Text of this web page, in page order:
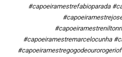
#capoeiramestrefabioparada
#capoeiramestremarcelocunha